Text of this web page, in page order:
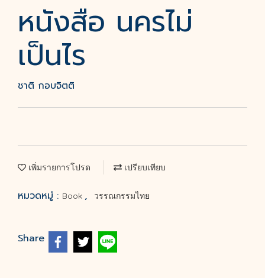
หนังสือ นครไม่
เป็นไร
ชาติ กอบจิตติ
เพิ่มรายการโปรด เปรียบเทียบ
หมวดหมู่ : Book , วรรณกรรมไทย
Share